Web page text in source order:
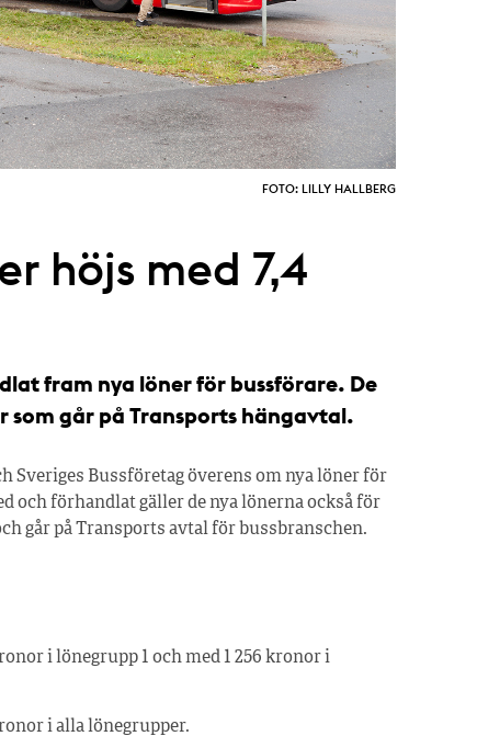
FOTO: LILLY HALLBERG
höjs med 7,4
fram nya löner för bussförare. De
som går på Transports hängavtal.
Sveriges Bussföretag överens om nya löner för
och förhandlat gäller de nya lönerna också för
går på Transports avtal för bussbranschen.
i lönegrupp 1 och med 1 256 kronor i
i alla lönegrupper.